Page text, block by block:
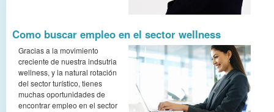
Como buscar empleo en el sector wellness
Gracias a la movimiento
creciente de nuestra indsutria
wellness, y la natural rotación
del sector turístico, tienes
muchas oportunidades de
encontrar empleo en el sector